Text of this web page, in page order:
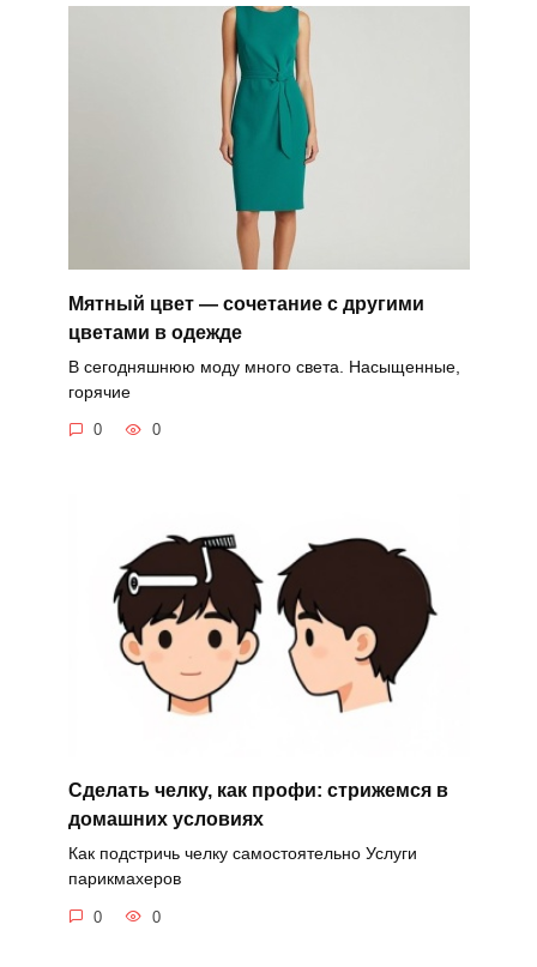
Мятный цвет — сочетание с другими
цветами в одежде
В сегодняшнюю моду много света. Насыщенные,
горячие
0 0
Сделать челку, как профи: стрижемся в
домашних условиях
Как подстричь челку самостоятельно Услуги
парикмахеров
0 0